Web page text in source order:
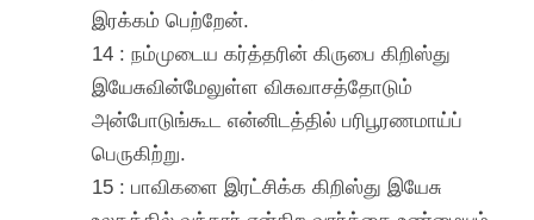
இரக்கம் பெற்றேன்.
14 : நம்முடைய கர்த்தரின் கிருபை கிறிஸ்து
இயேசுவின்மேலுள்ள விசுவாசத்தோடும்
அன்போடுங்கூட என்னிடத்தில் பரிபூரணமாய்ப்
பெருகிற்று.
15 : பாவிகளை இரட்சிக்க கிறிஸ்து இயேசு